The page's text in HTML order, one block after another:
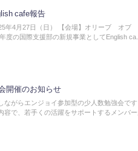
cafe報告
年4月27日（日） 【会場】オリーブ オブ
度の国際支援部の新規事業としてEnglish
開催のお知らせ
ながらエンジョイ参加型の少人数勉強会で
容で、若手くの活躍をサポートするメンバ